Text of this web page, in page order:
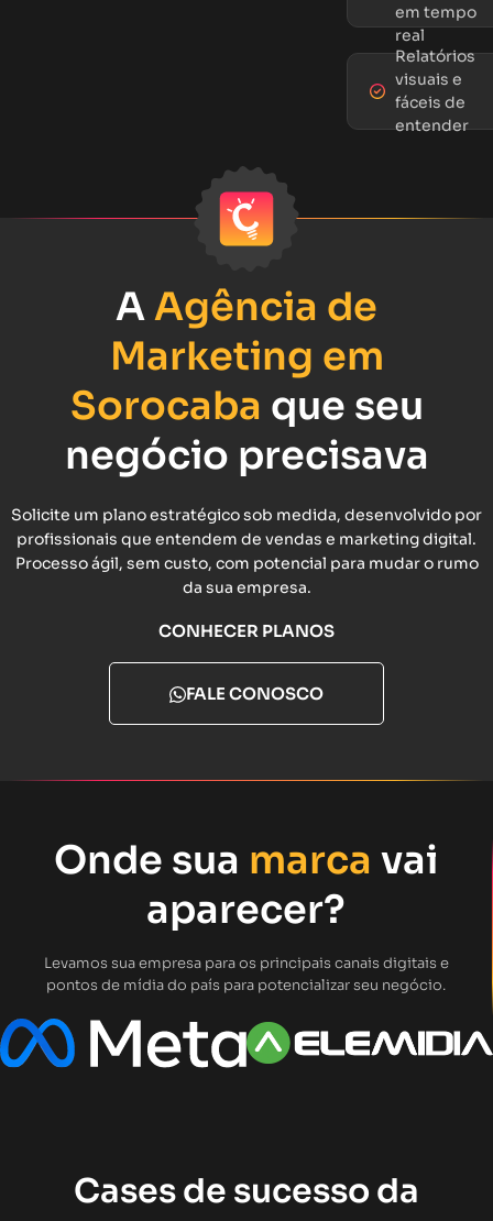
em tempo
real
Relatórios
visuais e
fáceis de
entender
AAgência de
Marketing em
Sorocaba que seu
negócio precisava
Solicite um plano estratégico sob medida, desenvolvido por
profissionais que entendem de vendas e marketing digital.
Processo ágil, sem custo, com potencial para mudar o rumo
da sua empresa.
CONHECER PLANOS
FALE CONOSCO
Onde sua marca vai
aparecer?
Levamos sua empresa para os principais canais digitais e
pontos de mídia do país para potencializar seu negócio.
Cases de sucesso da